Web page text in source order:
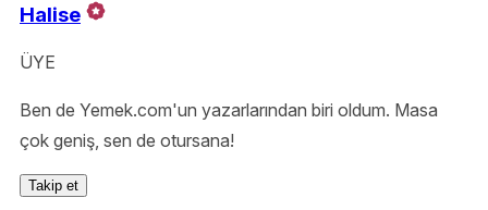
Halise
ÜYE
Ben de Yemek.com'un yazarlarından biri oldum. Masa
çok geniş, sen de otursana!
Takip et